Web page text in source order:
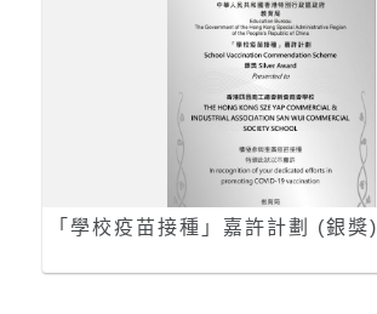
「學校疫苗接種」嘉許計劃 (銀獎)